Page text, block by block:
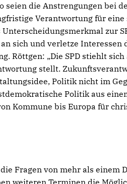
seien die Anstrengungen bei
Verantwortung für
zur
sich und verletze Interessen
Röttgen: „Die SPD stiehlt
stellt.
Politik nicht im
Politik aus
Kommune bis Europa für
Fragen von mehr als einem
weiteren Terminen die